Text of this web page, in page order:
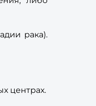
рака).
центрах.